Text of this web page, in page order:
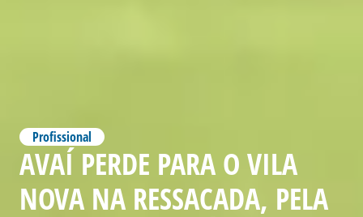
Profissional
AVAÍ PERDE PARA O VILA
NOVA NA RESSACADA, PELA